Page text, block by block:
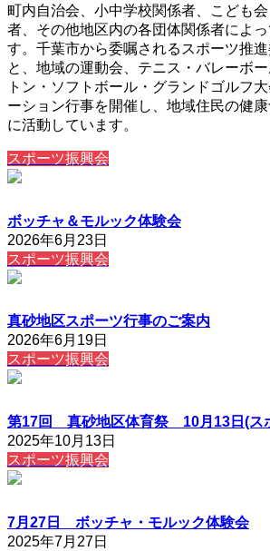
町内自治会、小中学校関係者、こども
者、その他地区内の各団体関係者によ
す。千葉市から委嘱されるスポーツ推
と、地域の運動会、テニス・バレーボ
トン・ソフトボール・グランドゴルフ
ーション行事を開催し、地域住民の健
に活動しています。
スポーツ振興会
ボッチャ＆モルック体験会
2026年6月23日
スポーツ振興会
真砂地区スポーツ行事のご案内
2026年6月19日
スポーツ振興会
第17回 真砂地区体育祭 10月13日(ス
2025年10月13日
スポーツ振興会
7月27日 ボッチャ・モルック体験会
2025年7月27日